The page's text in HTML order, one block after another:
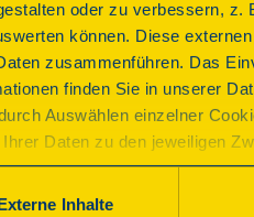
oder zu verbessern,
können. Diese
zusammenführen. Das
finden Sie in unserer
Auswählen einzelner
Daten zu den jeweiligen
kann jederzeit aktualisiert
essenzielle Cookies auf der
Inhalte
ist geöffnet und kann
gibt es um eine Führung.
Führung